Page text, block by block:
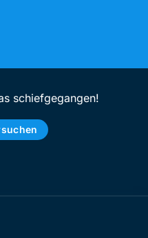
schiefgegangen!